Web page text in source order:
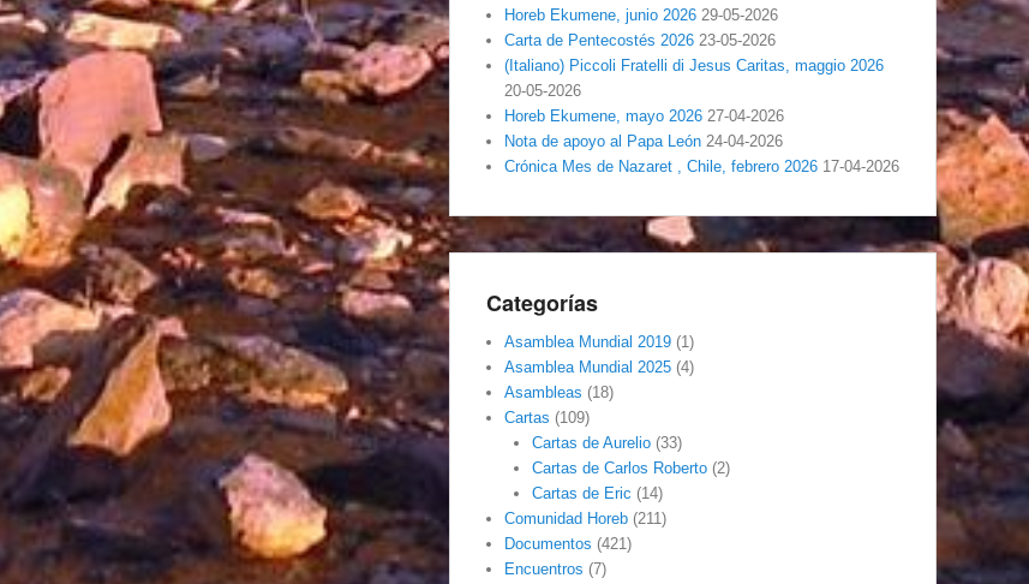
Horeb Ekumene, junio 2026 29-05-2026
Carta de Pentecostés 2026 23-05-2026
(Italiano) Piccoli Fratelli di Jesus Caritas, maggio 2026
20-05-2026
Horeb Ekumene, mayo 2026 27-04-2026
Nota de apoyo al Papa León 24-04-2026
Crónica Mes de Nazaret , Chile, febrero 2026 17-04-2026
Categorías
Asamblea Mundial 2019 (1)
Asamblea Mundial 2025 (4)
Asambleas (18)
Cartas (109)
Cartas de Aurelio(33)
Cartas de Carlos Roberto(2)
Cartas de Eric (14)
Comunidad Horeb (211)
Documentos (421)
Encuentros (7)